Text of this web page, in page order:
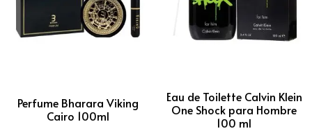
Perfume Bharara Viking
Cairo 100ml
Eau de Toilette Calvin Klein
One Shock para Hombre
100 ml